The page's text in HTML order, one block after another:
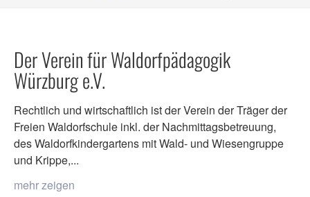
Der Verein für Waldorfpädagogik
Würzburg e.V.
Rechtlich und wirtschaftlich ist der Verein der Träger der
Freien Waldorfschule inkl. der Nachmittagsbetreuung,
des Waldorfkindergartens mit Wald- und Wiesengruppe
und Krippe,...
mehr zeigen